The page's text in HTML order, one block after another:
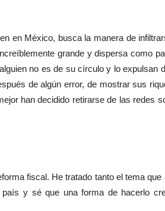
en México, busca la manera de
grande y dispersa como
no es de su círculo y lo expulsan
de algún error, de mostrar sus
han decidido retirarse de las redes
fiscal. He tratado tanto el tema
y sé que una forma de hacerlo